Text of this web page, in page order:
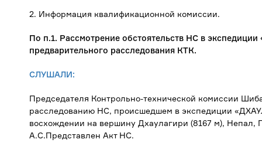
2. Информация квалификационной комиссии.
По п.1. Рассмотрение обстоятельств НС в
предварительного расследования КТК.
СЛУШАЛИ:
Председателя Контрольно-технической комиссии
расследованию НС, происшедшем в экспедиции
восхождении на вершину Дхаулагири (8167 м),
А.С.Представлен Акт НС.